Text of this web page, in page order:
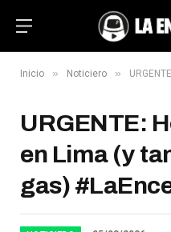
Inicio » Noticiero » URGENTE:
URGENTE:
en Lima (y
gas)